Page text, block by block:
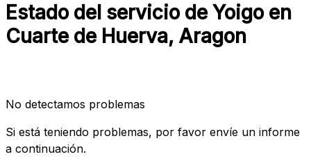
Estado del servicio de Yoigo en
Cuarte de Huerva, Aragon
No detectamos problemas
Si está teniendo problemas, por favor envíe un informe
a continuación.